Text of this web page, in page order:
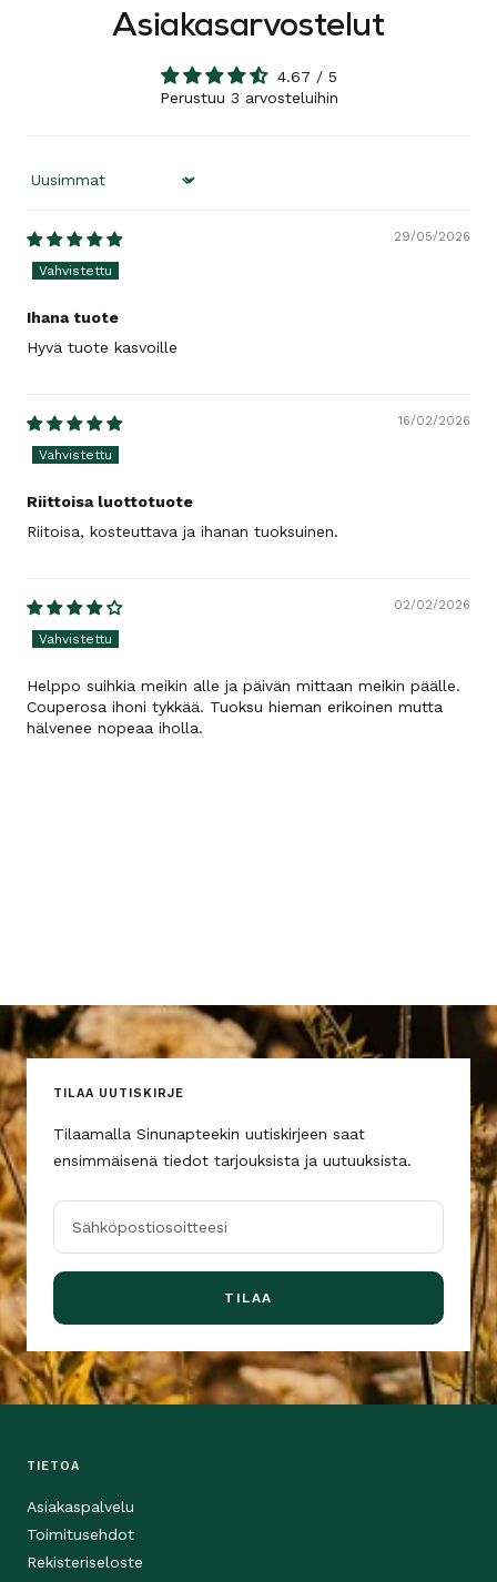
Asiakasarvostelut
4.67 / 5
Perustuu 3 arvosteluihin
Sort by
29/05/2026
Ihana tuote
Hyvä tuote kasvoille
16/02/2026
Riittoisa luottotuote
Riitoisa, kosteuttava ja ihanan tuoksuinen.
02/02/2026
Helppo suihkia meikin alle ja päivän mittaan meikin päälle.
Couperosa ihoni tykkää. Tuoksu hieman erikoinen mutta
hälvenee nopeaa iholla.
TILAA UUTISKIRJE
Tilaamalla Sinunapteekin uutiskirjeen saat
ensimmäisenä tiedot tarjouksista ja uutuuksista.
Sähköpostiosoitteesi
TILAA
TIETOA
Asiakaspalvelu
Toimitusehdot
Rekisteriseloste